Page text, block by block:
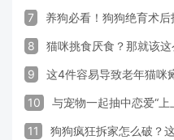
7 养狗必看！狗狗绝育术
8 猫咪挑食厌食？那就该这
9 这4件容易导致老年猫咪
10 与宠物一起抽中恋爱“上
11 狗狗疯狂拆家怎么破？